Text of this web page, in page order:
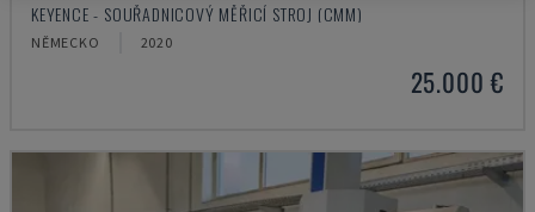
KEYENCE - SOUŘADNICOVÝ MĚŘICÍ STROJ (CMM)
NĚMECKO 2020
25.000 €